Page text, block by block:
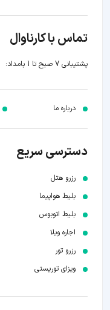
تماس با کارناوال
پشتیبانی 7 صبح تا 1 بامداد:
درباره ما
دسترسی سریع
رزرو هتل
بلیط هواپیما
بلیط اتوبوس
اجاره ویلا
رزرو تور
ویزای توریستی